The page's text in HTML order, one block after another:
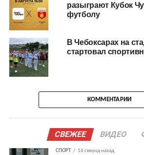
разыграют Кубок
футболу
В Чебоксарах на
стартовал
КОММЕНТАРИИ
СВЕЖЕЕ ВИДЕО
СПОРТ 16 секунд назад